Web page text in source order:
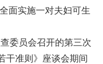
面实施一对夫妇可生
委员会召开的第三次
干准则》座谈会期间